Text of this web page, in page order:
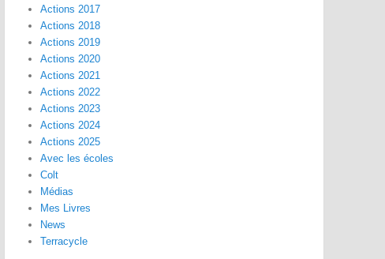
Actions 2017
Actions 2018
Actions 2019
Actions 2020
Actions 2021
Actions 2022
Actions 2023
Actions 2024
Actions 2025
Avec les écoles
Colt
Médias
Mes Livres
News
Terracycle